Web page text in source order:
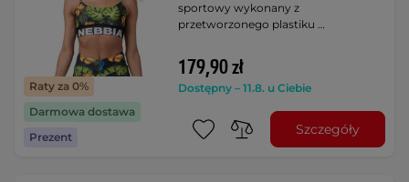
Raty za 0%
Darmowa dostawa
Prezent
sportowy wykonany z
przetworzonego plastiku …
179,90 zł
Dostępny – 11.8. u Ciebie
Szczegóły